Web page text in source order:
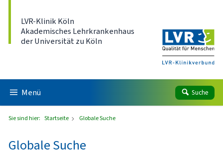
LVR-Klinik Köln
Akademisches Lehrkrankenhaus
der Universität zu Köln
Menü Suche
Sie sind hier: Startseite Globale Suche
Globale Suche